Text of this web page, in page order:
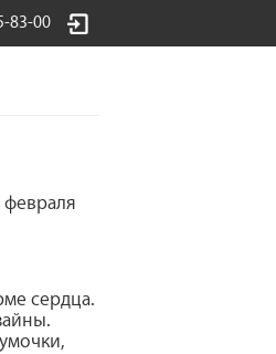
83-00
февраля
сердца.